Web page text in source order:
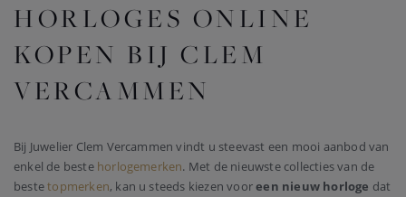
HORLOGES ONLINE
KOPEN BIJ CLEM
VERCAMMEN
Bij Juwelier Clem Vercammen vindt u steevast een mooi aanbod van
enkel de beste horlogemerken. Met de nieuwste collecties van de
bestetopmerken, kan u steeds kiezen vooreen nieuw horloge dat